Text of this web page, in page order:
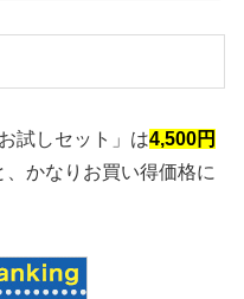
試しセット」は4,500円
、かなりお買い得価格に